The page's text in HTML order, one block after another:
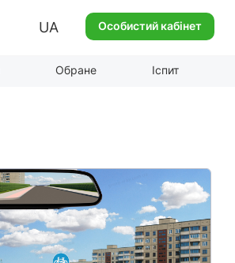
UA Особистий кабінет
Обране Іспит